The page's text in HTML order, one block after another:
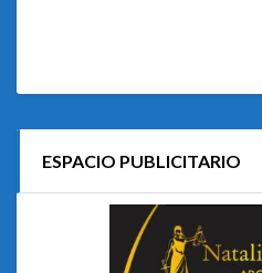
ESPACIO PUBLICITARIO